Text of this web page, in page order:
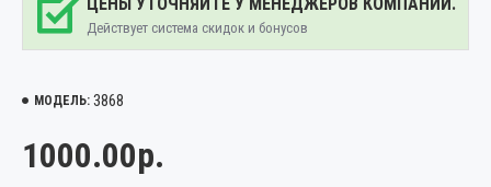
Действует система скидок и бонусов
МОДЕЛЬ: 3868
1000.00р.